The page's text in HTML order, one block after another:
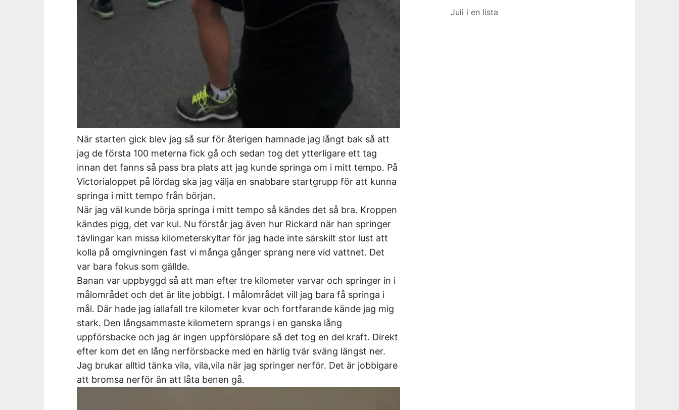
När starten gick blev jag så sur för återigen hamnade jag långt bak så att
jag de första 100 meterna fick gå och sedan tog det ytterligare ett tag
innan det fanns så pass bra plats att jag kunde springa om i mitt tempo. På
Victorialoppet på lördag ska jag välja en snabbare startgrupp för att kunna
springa i mitt tempo från början.
När jag väl kunde börja springa i mitt tempo så kändes det så bra. Kroppen
kändes pigg, det var kul. Nu förstår jag även hur Rickard när han springer
tävlingar kan missa kilometerskyltar för jag hade inte särskilt stor lust att
kolla på omgivningen fast vi många gånger sprang nere vid vattnet. Det
var bara fokus som gällde.
Banan var uppbyggd så att man efter tre kilometer varvar och springer in i
målområdet och det är lite jobbigt. I målområdet vill jag bara få springa i
mål. Där hade jag iallafall tre kilometer kvar och fortfarande kände jag mig
stark. Den långsammaste kilometern sprangs i en ganska lång
uppförsbacke och jag är ingen uppförslöpare så det tog en del kraft. Direkt
efter kom det en lång nerförsbacke med en härlig tvär sväng längst ner.
Jag brukar alltid tänka vila, vila,vila när jag springer nerför. Det är jobbigare
att bromsa nerför än att låta benen gå.
Juli i en lista